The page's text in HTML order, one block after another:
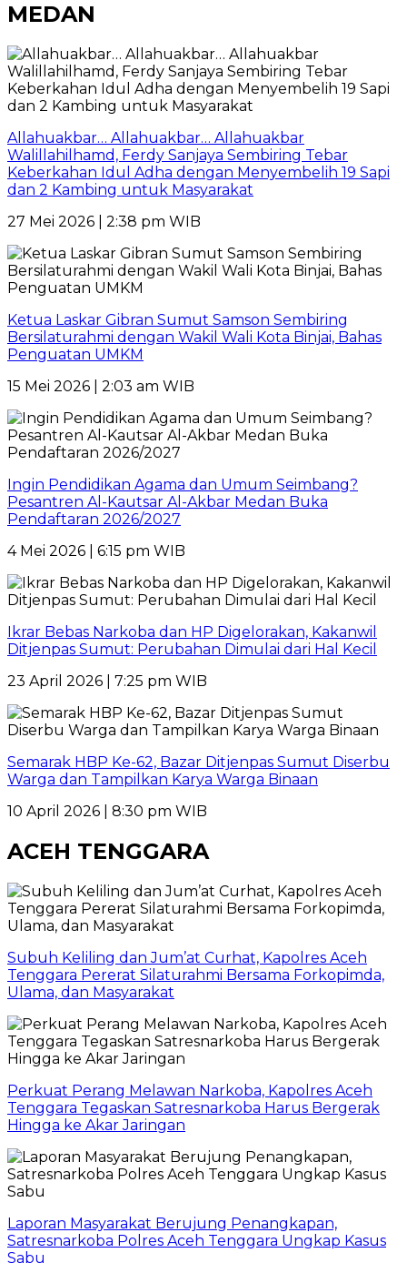
MEDAN
Allahuakbar… Allahuakbar… Allahuakbar
Walillahilhamd, Ferdy Sanjaya Sembiring Tebar
Keberkahan Idul Adha dengan Menyembelih 19 Sapi
dan 2 Kambing untuk Masyarakat
27 Mei 2026 | 2:38 pm WIB
Ketua Laskar Gibran Sumut Samson Sembiring
Bersilaturahmi dengan Wakil Wali Kota Binjai, Bahas
Penguatan UMKM
15 Mei 2026 | 2:03 am WIB
Ingin Pendidikan Agama dan Umum Seimbang?
Pesantren Al-Kautsar Al-Akbar Medan Buka
Pendaftaran 2026/2027
4 Mei 2026 | 6:15 pm WIB
Ikrar Bebas Narkoba dan HP Digelorakan, Kakanwil
Ditjenpas Sumut: Perubahan Dimulai dari Hal Kecil
23 April 2026 | 7:25 pm WIB
Semarak HBP Ke-62, Bazar Ditjenpas Sumut Diserbu
Warga dan Tampilkan Karya Warga Binaan
10 April 2026 | 8:30 pm WIB
ACEH TENGGARA
Subuh Keliling dan Jum’at Curhat, Kapolres Aceh
Tenggara Pererat Silaturahmi Bersama Forkopimda,
Ulama, dan Masyarakat
Perkuat Perang Melawan Narkoba, Kapolres Aceh
Tenggara Tegaskan Satresnarkoba Harus Bergerak
Hingga ke Akar Jaringan
Laporan Masyarakat Berujung Penangkapan,
Satresnarkoba Polres Aceh Tenggara Ungkap Kasus
Sabu